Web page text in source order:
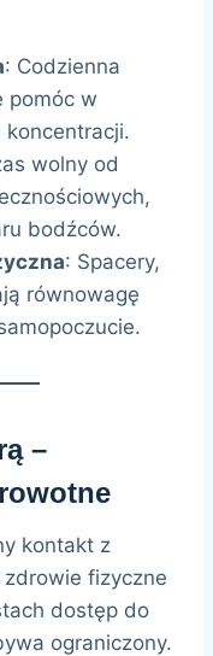
: Codzienna
pomóc w
wolny od
bodźców.
: Spacery,
równowagę
–
kontakt z
zdrowie fizyczne
dostęp do
ograniczony.